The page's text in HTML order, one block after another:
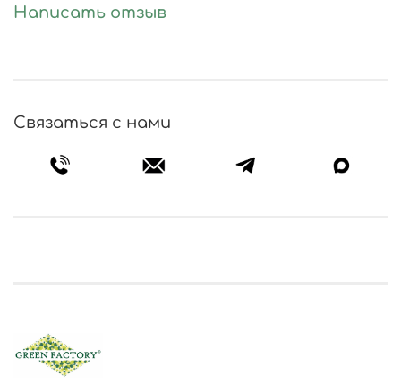
Написать отзыв
Связаться с нами